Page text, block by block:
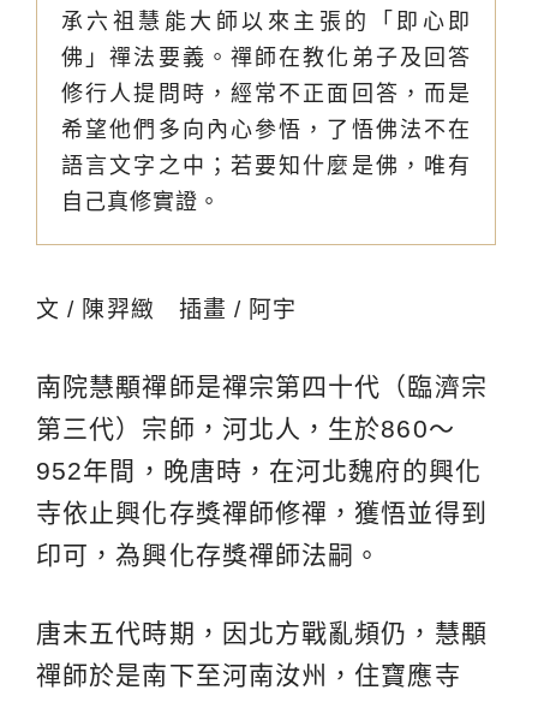
承六祖慧能大師以來主張的「即心即
佛」禪法要義。禪師在教化弟子及回答
修行人提問時，經常不正面回答，而是
希望他們多向內心參悟，了悟佛法不在
語言文字之中；若要知什麼是佛，唯有
自己真修實證。
文 / 陳羿緻 插畫 / 阿宇
南院慧顒禪師是禪宗第四十代（臨濟宗
第三代）宗師，河北人，生於860～
952年間，晚唐時，在河北魏府的興化
寺依止興化存獎禪師修禪，獲悟並得到
印可，為興化存獎禪師法嗣。
唐末五代時期，因北方戰亂頻仍，慧顒
禪師於是南下至河南汝州，住寶應寺